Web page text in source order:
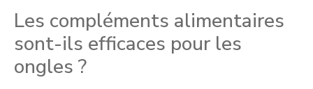
Les compléments alimentaires
sont-ils efficaces pour les
ongles ?